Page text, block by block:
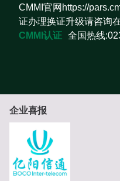
CMMI官网https://
证办理换证升级请咨询
CMMI认证 全国热线
企业喜报